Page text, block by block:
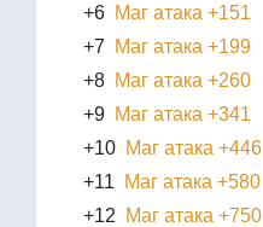
+6 Маг атака +151
+7
Маг атака +199
+8 Маг атака +260
+9 Маг атака +341
+10 Маг атака +446
+11
Маг атака +580
+12
Маг атака +750